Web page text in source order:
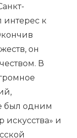
интерес к
он
В
был одним
и